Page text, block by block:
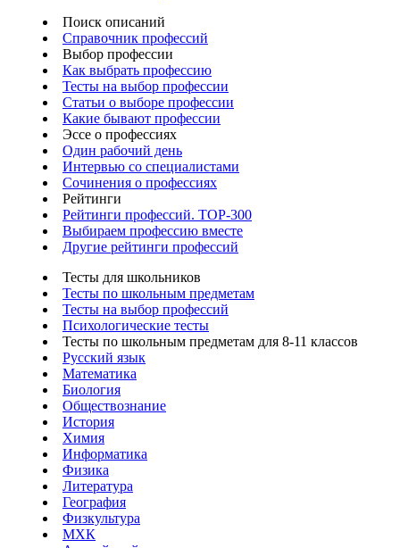
Поиск описаний
Справочник профессий
Выбор профессии
Как выбрать профессию
Тесты на выбор профессии
Статьи о выборе профессии
Какие бывают профессии
Эссе о профессиях
Один рабочий день
Интервью со специалистами
Сочинения о профессиях
Рейтинги
Рейтинги профессий. TOP-300
Выбираем профессию вместе
Другие рейтинги профессий
Тесты для школьников
Тесты по школьным предметам
Тесты на выбор профессий
Психологические тесты
Тесты по школьным предметам для 8-11 классов
Русский язык
Математика
Биология
Обществознание
История
Химия
Информатика
Физика
Литература
География
Физкультура
МХК